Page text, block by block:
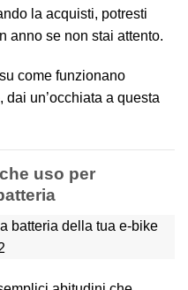
la acquisti, potresti
anno se non stai attento.
come funzionano
un’occhiata a questa
uso per